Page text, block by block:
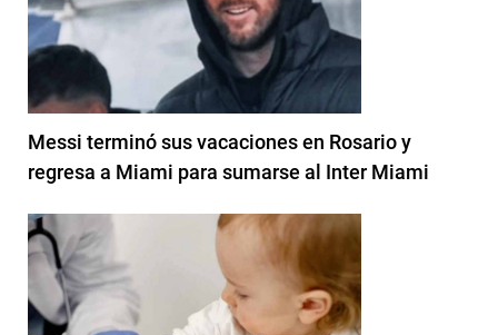
Messi terminó sus vacaciones en Rosario y
regresa a Miami para sumarse al Inter Miami